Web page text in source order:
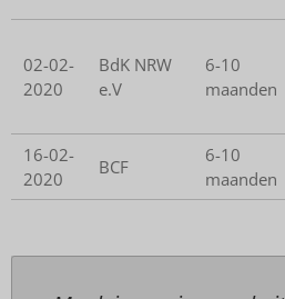
02-02-
2020
BdK NRW
e.V
6-10
maanden
16-02-
2020
BCF
6-10
maanden